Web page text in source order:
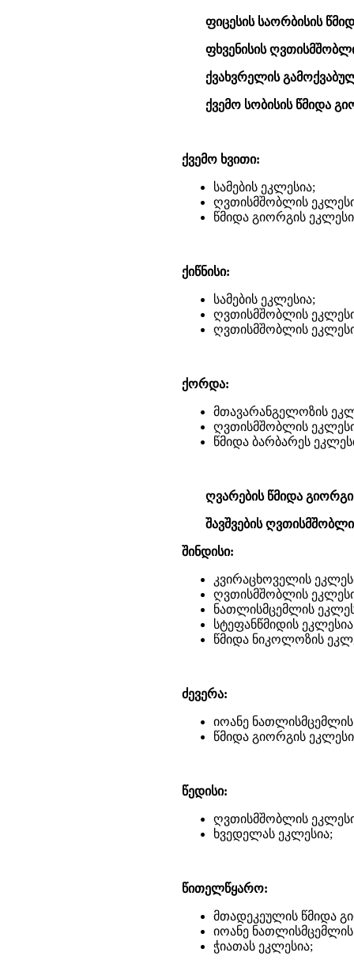
ფიცესის საორბისის
ფხვენისის
ქვახვრელის
ქვემო სობისის წმიდა
ქვემო ხვითი:
სამების ეკლესია;
ღვთისმშობლის
წმიდა გიორგის
ქიწნისი:
სამების ეკლესია;
ღვთისმშობლის
ღვთისმშობლის
ქორდა:
მთავარანგელოზის
ღვთისმშობლის
წმიდა ბარბარეს
ღვარების წმიდა
შავშვების
შინდისი:
კვირაცხოველის
ღვთისმშობლის
ნათლისმცემლის
სტეფანწმიდის
წმიდა ნიკოლოზის
ძევერა:
იოანე
წმიდა გიორგის
წედისი:
ღვთისმშობლის
ხვედელას ეკლესია;
წითელწყარო:
მთადეკეულის წმიდა
იოანე
ჭიათას ეკლესია;